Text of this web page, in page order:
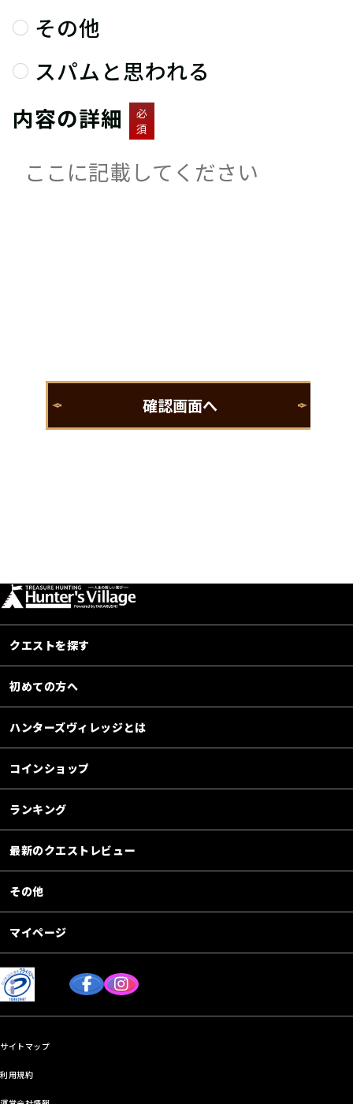
その他
スパムと思われる
内容の詳細
必
須
クエストを探す
初めての方へ
ハンターズヴィレッジとは
コインショップ
ランキング
最新のクエストレビュー
その他
マイページ
サイトマップ
利用規約